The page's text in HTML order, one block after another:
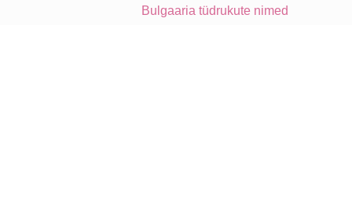
Bulgaaria tüdrukute nimed